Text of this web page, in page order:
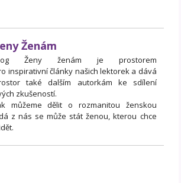
Ženám
Ženy ženám je prostorem
inspirativní články našich lektorek a dává
také dalším autorkám ke sdílení
zkušeností.
můžeme dělit o rozmanitou ženskou
z nás se může stát ženou, kterou chce